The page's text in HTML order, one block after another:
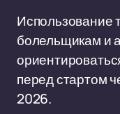
Использование
болельщикам и
перед стартом
2026.